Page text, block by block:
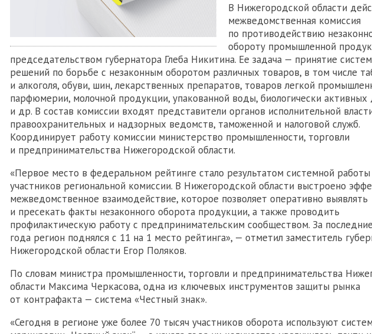
В Нижегородской области
межведомственная комиссия
по противодействию
обороту промышленной
председательством губернатора Глеба Никитина. Ее задача — принятие
решений по борьбе с незаконным оборотом различных товаров, в том числе
и алкоголя, обуви, шин, лекарственных препаратов, товаров легкой
парфюмерии, молочной продукции, упакованной воды, биологически активных
и др. В состав комиссии входят представители органов исполнительной
правоохранительных и надзорных ведомств, таможенной и налоговой служб.
Координирует работу комиссии министерство промышленности, торговли
и предпринимательства Нижегородской области.
«Первое место в федеральном рейтинге стало результатом системной работы
участников региональной комиссии. В Нижегородской области выстроено
межведомственное взаимодействие, которое позволяет оперативно выявлять
и пресекать факты незаконного оборота продукции, а также проводить
профилактическую работу с предпринимательским сообществом. За
года регион поднялся с 11 на 1 место рейтинга», — отметил заместитель
Нижегородской области Егор Поляков.
По словам министра промышленности, торговли и предпринимательства
области Максима Черкасова, одна из ключевых инструментов защиты рынка
от контрафакта — система «Честный знак».
«Сегодня в регионе уже более 70 тысяч участников оборота используют